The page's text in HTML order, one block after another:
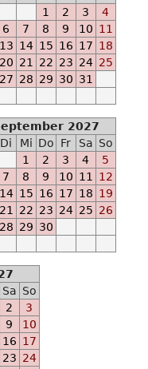
1
2 3
4
6 7 8 9 10 11
13 14 15 16 17 18
20 21 22 23 24 25
27 28 29 30 31
2027
Di Mi Do Fr Sa So
1
2 3 4
5
7 8 9 10 11
12
14 15 16 17 18 19
21 22 23 24 25 26
28 29 30
Sa So
2
3
9
10
16 17
23 24